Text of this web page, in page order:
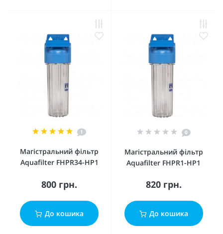
1
Магістральний фільтр
Aquafilter FHPR34-HP1
800 грн.
До кошика
0
Магістральний фільтр
Aquafilter FHPR1-HP1
820 грн.
До кошика